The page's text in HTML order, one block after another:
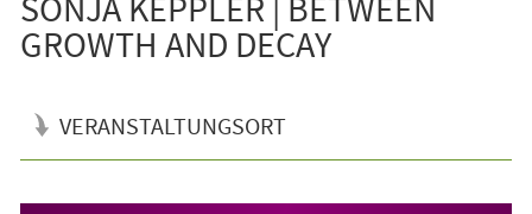
GROWTH AND DECAY
VERANSTALTUNGSORT